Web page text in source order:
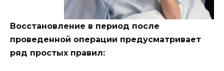
Восстановление в период после
проведенной операции предусматривает
ряд простых правил: